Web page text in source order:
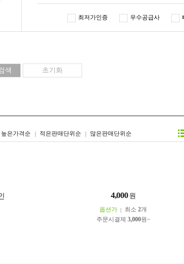
최저가인증 우수공급사
높은가격순 적은판매단위순 많은판매단위순
4,000 원
옵션가 최소 2개
주문시결제 3,000원~